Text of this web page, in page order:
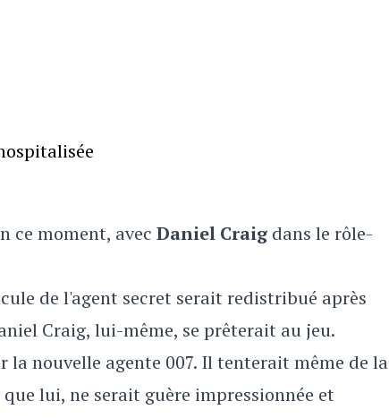
ce moment, avec Daniel Craig dans le rôle-
de l'agent secret serait redistribué après
Craig, lui-même, se prêterait au jeu.
nouvelle agente 007. Il tenterait même de la
lui, ne serait guère impressionnée et